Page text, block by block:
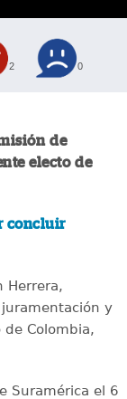
2 0
de
electo de
concluir
Herrera,
y
Colombia,
Suramérica el 6